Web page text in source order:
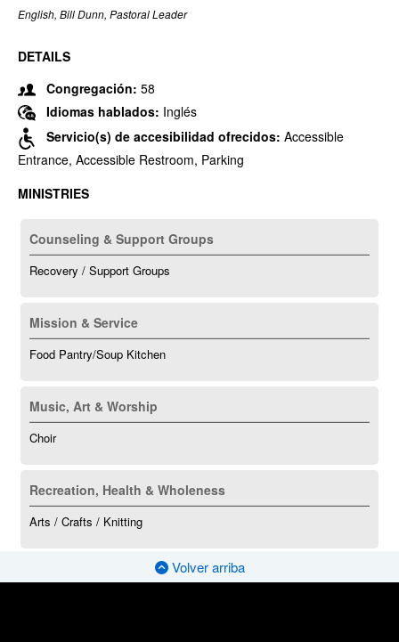
English, Bill Dunn, Pastoral Leader
DETAILS
Congregación: 58
Idiomas hablados: Inglés
Servicio(s) de accesibilidad ofrecidos: Accessible
Entrance, Accessible Restroom, Parking
MINISTRIES
Counseling & Support Groups
Recovery / Support Groups
Mission & Service
Food Pantry/Soup Kitchen
Music, Art & Worship
Choir
Recreation, Health & Wholeness
Arts / Crafts / Knitting
Volver arriba